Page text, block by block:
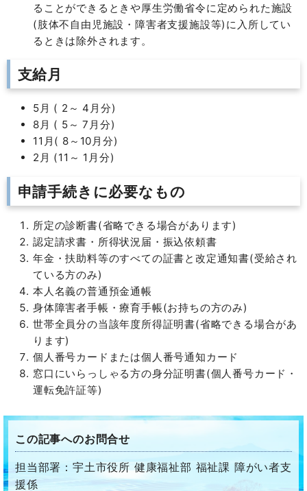
ることができるときや厚生労働省令に定められた施設
(肢体不自由児施設・障害者支援施設等)に入所してい
るときは除外されます。
支給月
5月 ( 2～ 4月分)
8月 ( 5～ 7月分)
11月( 8～10月分)
2月 (11～ 1月分)
申請手続きに必要なもの
所定の診断書(省略できる場合があります)
認定請求書・所得状況届・振込依頼書
年金・扶助料等のすべての証書と改定通知書(受給され
ている方のみ)
本人名義の普通預金通帳
身体障害者手帳・療育手帳(お持ちの方のみ)
世帯全員分の当該年度所得証明書(省略できる場合があ
ります)
個人番号カードまたは個人番号通知カード
窓口にいらっしゃる方の身分証明書(個人番号カード・
運転免許証等)
この記事へのお問合せ
担当部署：宇土市役所 健康福祉部 福祉課 障がい者支
援係